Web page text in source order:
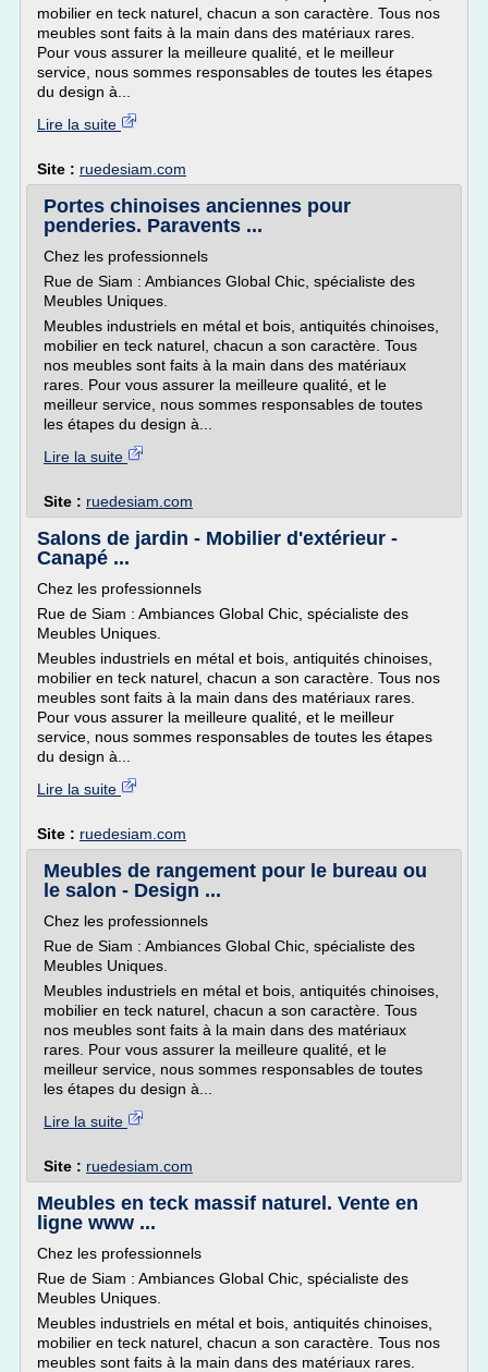
mobilier en teck naturel, chacun a son caractère. Tous nos
meubles sont faits à la main dans des matériaux rares.
Pour vous assurer la meilleure qualité, et le meilleur
service, nous sommes responsables de toutes les étapes
du design à...
Lire la suite
Site : ruedesiam.com
Portes chinoises anciennes pour
penderies. Paravents ...
Chez les professionnels
Rue de Siam : Ambiances Global Chic, spécialiste des
Meubles Uniques.
Meubles industriels en métal et bois, antiquités chinoises,
mobilier en teck naturel, chacun a son caractère. Tous
nos meubles sont faits à la main dans des matériaux
rares. Pour vous assurer la meilleure qualité, et le
meilleur service, nous sommes responsables de toutes
les étapes du design à...
Lire la suite
Site : ruedesiam.com
Salons de jardin - Mobilier d'extérieur -
Canapé ...
Chez les professionnels
Rue de Siam : Ambiances Global Chic, spécialiste des
Meubles Uniques.
Meubles industriels en métal et bois, antiquités chinoises,
mobilier en teck naturel, chacun a son caractère. Tous nos
meubles sont faits à la main dans des matériaux rares.
Pour vous assurer la meilleure qualité, et le meilleur
service, nous sommes responsables de toutes les étapes
du design à...
Lire la suite
Site : ruedesiam.com
Meubles de rangement pour le bureau ou
le salon - Design ...
Chez les professionnels
Rue de Siam : Ambiances Global Chic, spécialiste des
Meubles Uniques.
Meubles industriels en métal et bois, antiquités chinoises,
mobilier en teck naturel, chacun a son caractère. Tous
nos meubles sont faits à la main dans des matériaux
rares. Pour vous assurer la meilleure qualité, et le
meilleur service, nous sommes responsables de toutes
les étapes du design à...
Lire la suite
Site : ruedesiam.com
Meubles en teck massif naturel. Vente en
ligne www ...
Chez les professionnels
Rue de Siam : Ambiances Global Chic, spécialiste des
Meubles Uniques.
Meubles industriels en métal et bois, antiquités chinoises,
mobilier en teck naturel, chacun a son caractère. Tous nos
meubles sont faits à la main dans des matériaux rares.